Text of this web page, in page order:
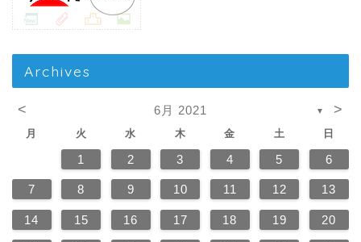
Archives
< 6月 2021 ▼ >
月 火 水 木 金 土 日
1 2 3 4 5 6
7 8 9 10 11 12 13
14 15 16 17 18 19 20